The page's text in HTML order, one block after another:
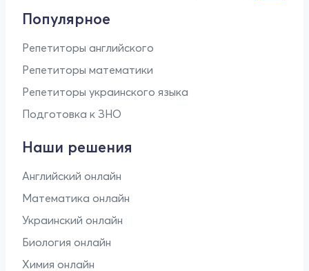
Популярное
Репетиторы английского
Репетиторы математики
Репетиторы украинского языка
Подготовка к ЗНО
Наши решения
Английский онлайн
Математика онлайн
Украинский онлайн
Биология онлайн
Химия онлайн